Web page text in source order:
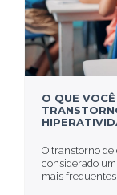
O QUE
O transtorno de
considerado
mais